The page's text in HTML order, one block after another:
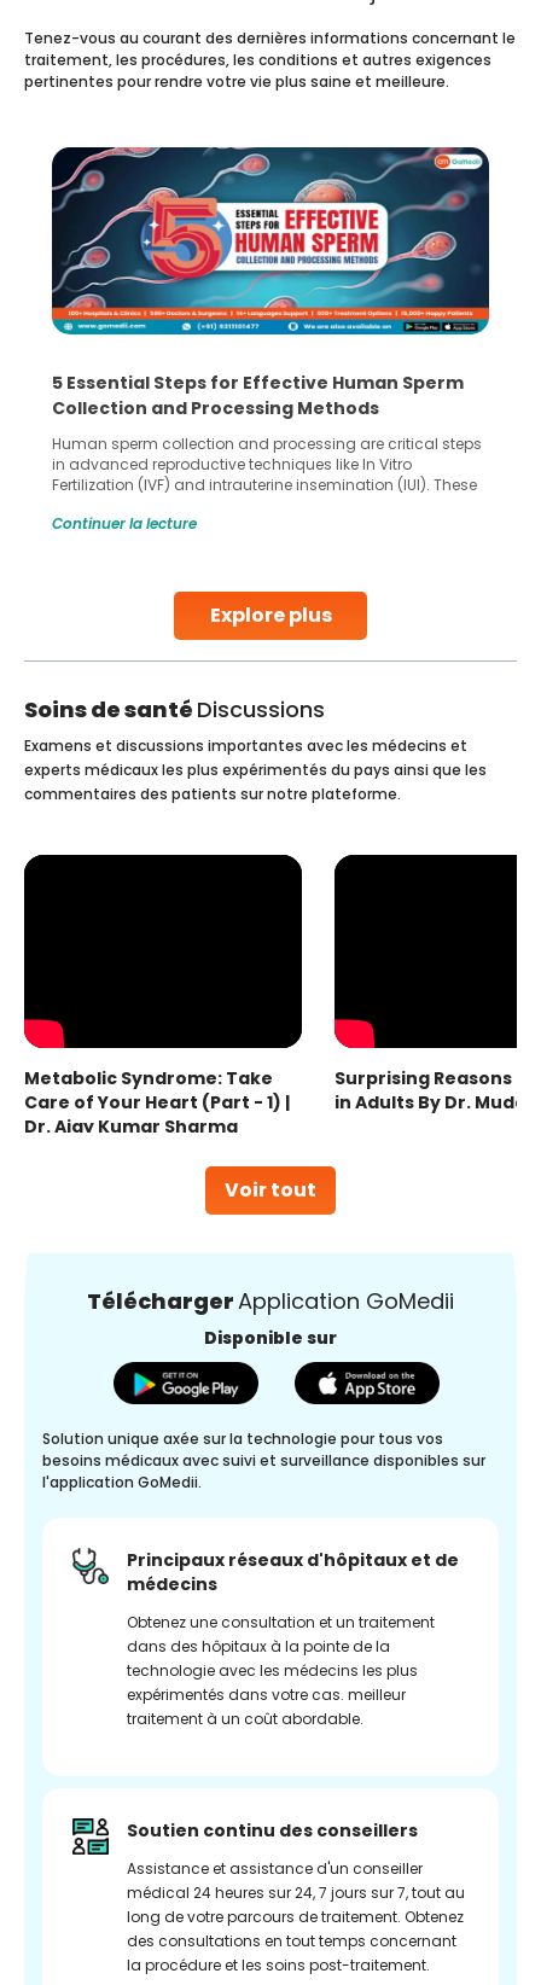
Explore plus
Tenez-vous au courant des dernières informations concernant le
traitement, les procédures, les conditions et autres exigences
pertinentes pour rendre votre vie plus saine et meilleure.
5 Essential Steps for Effective Human Sperm
Collection and Processing Methods
Human sperm collection and processing are critical steps
in advanced reproductive techniques like In Vitro
Fertilization (IVF) and intrauterine insemination (IUI). These
challenges and help couples achieve their dream of
collected, they process the
Continuer la lecture
Soins de santé Discussions
Voir tout
Examens et discussions importantes avec les médecins et
experts médicaux les plus expérimentés du pays ainsi que les
commentaires des patients sur notre plateforme.
Metabolic Syndrome: Take
Care of Your Heart (Part - 1) |
Dr. Ajay Kumar Sharma
Surprising Reasons
in Adults By Dr.
TéléchargerApplication GoMedii
Disponible sur
Solution unique axée sur la technologie pour tous vos
besoins médicaux avec suivi et surveillance disponibles sur
l'application GoMedii.
Principaux réseaux d'hôpitaux et de
médecins
Obtenez une consultation et un traitement
dans des hôpitaux à la pointe de la
technologie avec les médecins les plus
expérimentés dans votre cas. meilleur
traitement à un coût abordable.
Soutien continu des conseillers
Assistance et assistance d'un conseiller
médical 24 heures sur 24, 7 jours sur 7, tout au
long de votre parcours de traitement. Obtenez
des consultations en tout temps concernant
la procédure et les soins post-traitement.